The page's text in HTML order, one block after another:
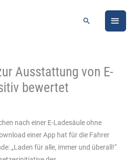
Suchen
Ausstattung von E-
bewertet
nach einer E-Ladesäule ohne
einer App hat für die Fahrer
„Laden für alle, immer und überall!“